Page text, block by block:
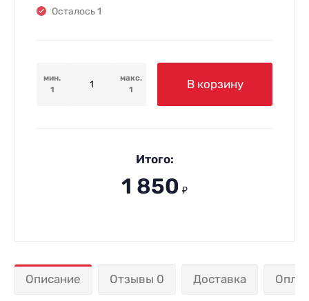
Осталось 1
мин.
1
макс.
1
В корзину
Итого:
1 850 ₽
Описание Отзывы 0 Доставка